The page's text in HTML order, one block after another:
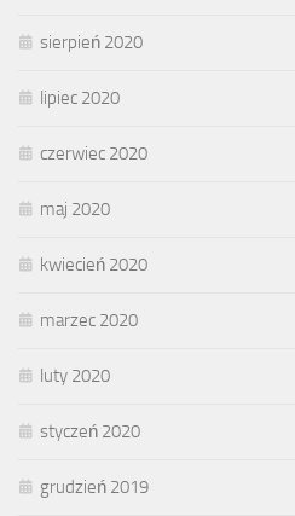
sierpień 2020
lipiec 2020
czerwiec 2020
maj 2020
kwiecień 2020
marzec 2020
luty 2020
styczeń 2020
grudzień 2019